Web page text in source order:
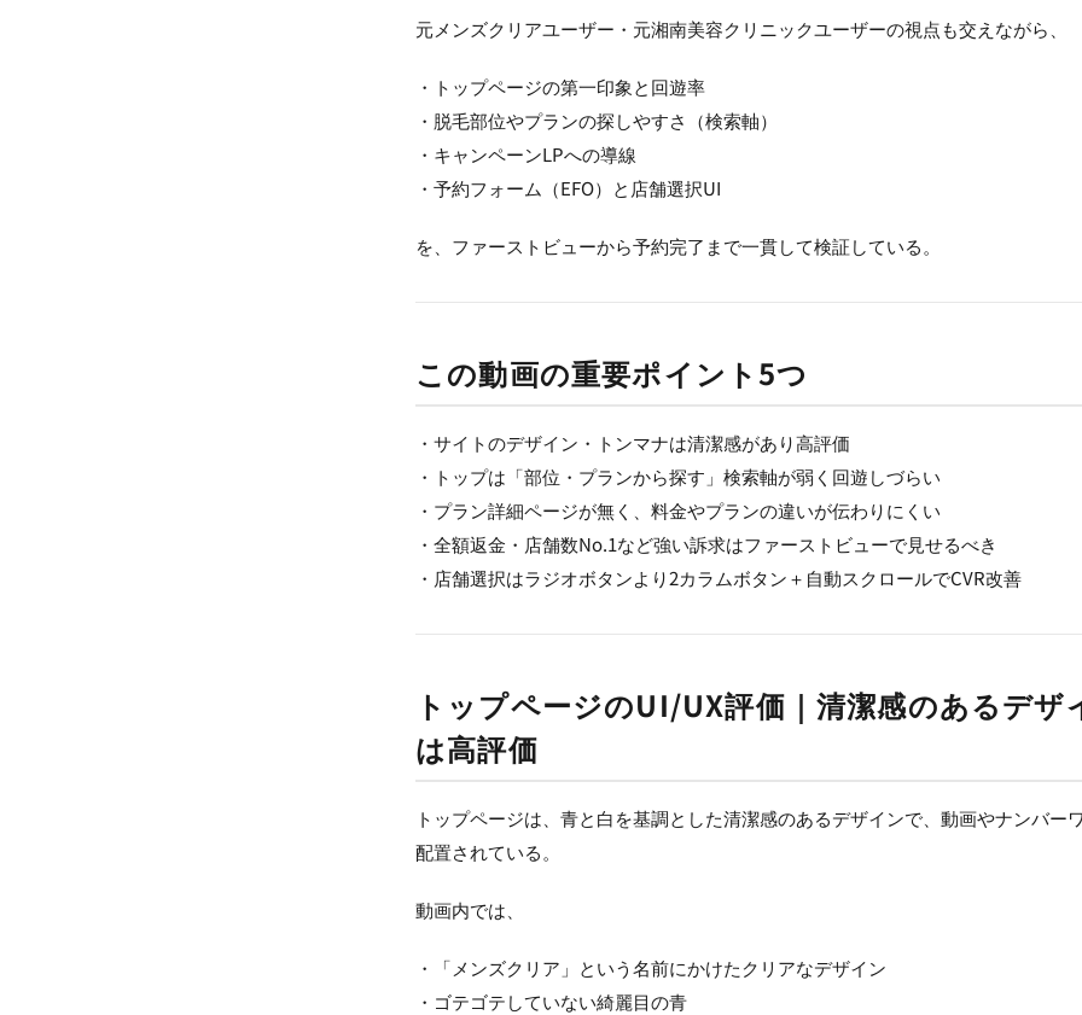
元メンズクリアユーザー・元湘南美容クリニックユーザーの視点も交えながら、
・トップページの第一印象と回遊率
・脱毛部位やプランの探しやすさ（検索軸）
・キャンペーンLPへの導線
・予約フォーム（EFO）と店舗選択UI
を、ファーストビューから予約完了まで一貫して検証している。
この動画の重要ポイント5つ
・サイトのデザイン・トンマナは清潔感があり高評価
・トップは「部位・プランから探す」検索軸が弱く回遊しづらい
・プラン詳細ページが無く、料金やプランの違いが伝わりにくい
・全額返金・店舗数No.1など強い訴求はファーストビューで見せるべき
・店舗選択はラジオボタンより2カラムボタン＋自動スクロールでCVR改善
トップページのUI/UX評価｜清潔感のあるデザ
は高評価
トップページは、青と白を基調とした清潔感のあるデザインで、動画やナンバー
配置されている。
動画内では、
・「メンズクリア」という名前にかけたクリアなデザイン
・ゴテゴテしていない綺麗目の青